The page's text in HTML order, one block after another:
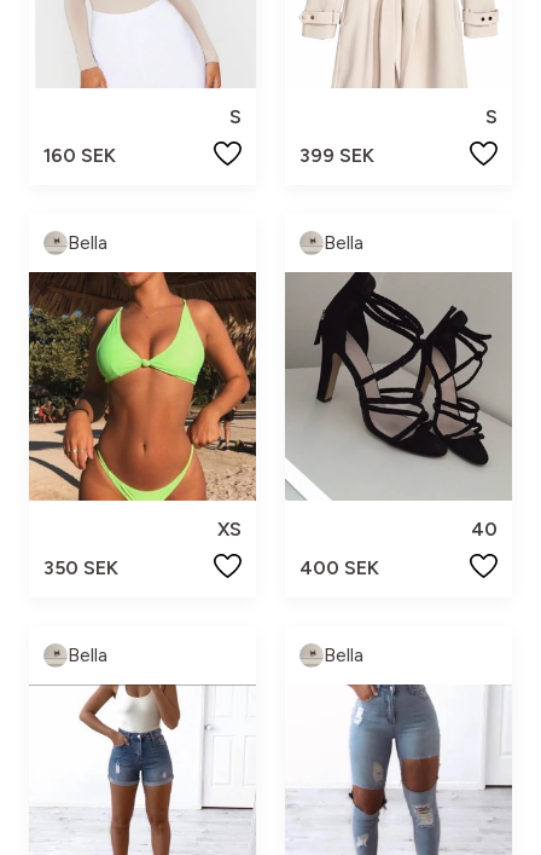
S
160 SEK
S
399 SEK
Bella
XS
350 SEK
Bella
40
400 SEK
Bella Bella